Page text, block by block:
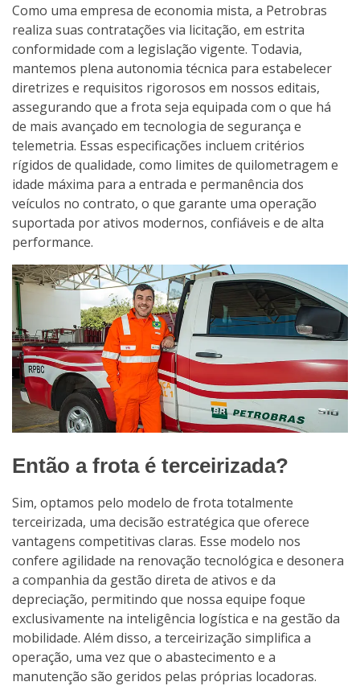
Como uma empresa de economia mista, a Petrobras
realiza suas contratações via licitação, em estrita
conformidade com a legislação vigente. Todavia,
mantemos plena autonomia técnica para estabelecer
diretrizes e requisitos rigorosos em nossos editais,
assegurando que a frota seja equipada com o que há
de mais avançado em tecnologia de segurança e
telemetria. Essas especificações incluem critérios
rígidos de qualidade, como limites de quilometragem e
idade máxima para a entrada e permanência dos
veículos no contrato, o que garante uma operação
suportada por ativos modernos, confiáveis e de alta
performance.
Então a frota é terceirizada?
Sim, optamos pelo modelo de frota totalmente
terceirizada, uma decisão estratégica que oferece
vantagens competitivas claras. Esse modelo nos
confere agilidade na renovação tecnológica e desonera
a companhia da gestão direta de ativos e da
depreciação, permitindo que nossa equipe foque
exclusivamente na inteligência logística e na gestão da
mobilidade. Além disso, a terceirização simplifica a
operação, uma vez que o abastecimento e a
manutenção são geridos pelas próprias locadoras.